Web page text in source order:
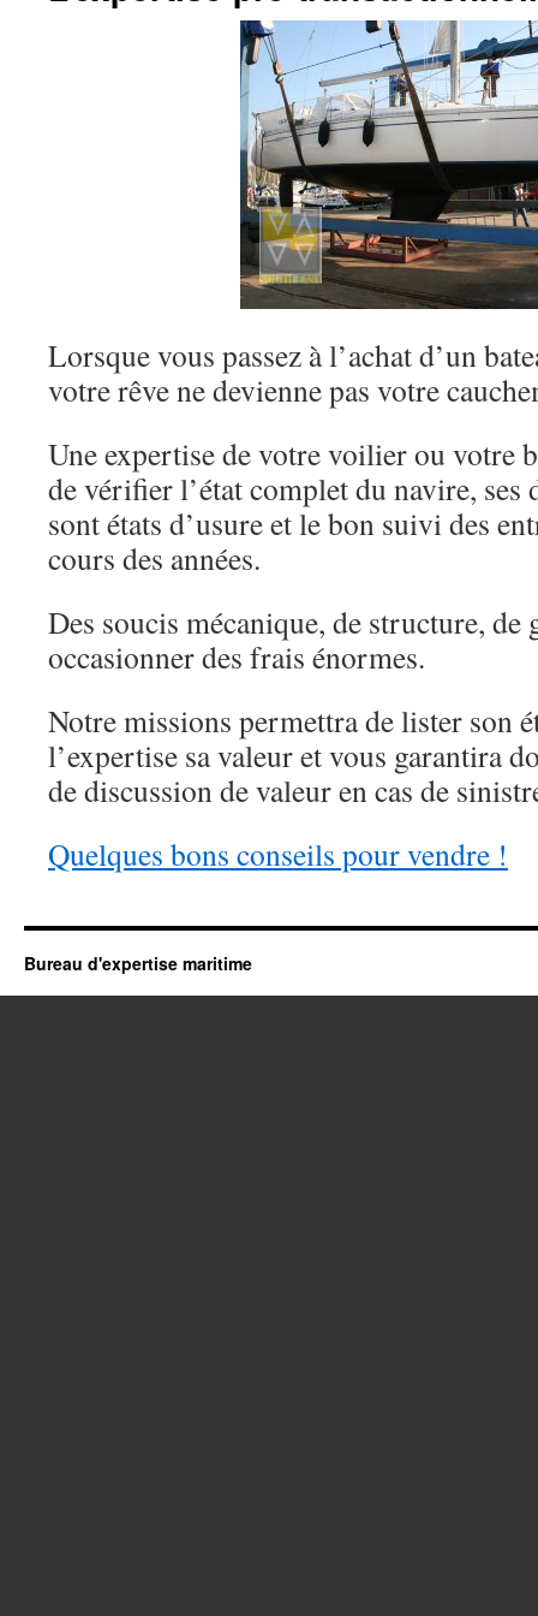
Lorsque vous passez à l’achat d’un
votre rêve ne devienne pas votre
Une expertise de votre voilier ou votre
de vérifier l’état complet du navire, ses
sont états d’usure et le bon suivi des
cours des années.
Des soucis mécanique, de structure, de
occasionner des frais énormes.
Notre missions permettra de lister son
l’expertise sa valeur et vous garantira
de discussion de valeur en cas de
Quelques bons conseils pour vendre !
Bureau d'expertise maritime